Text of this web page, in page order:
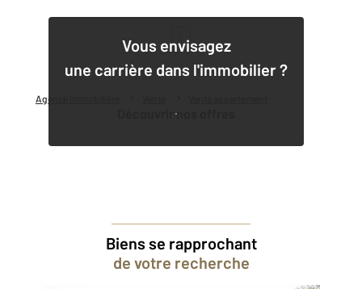
Agence immobilière
Vous envisagez
une carrière dans l'immobilier ?
Découvrir nos offres
Biens se rapprochant
de votre recherche